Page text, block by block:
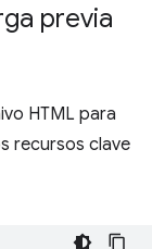
previa
HTML para
recursos clave